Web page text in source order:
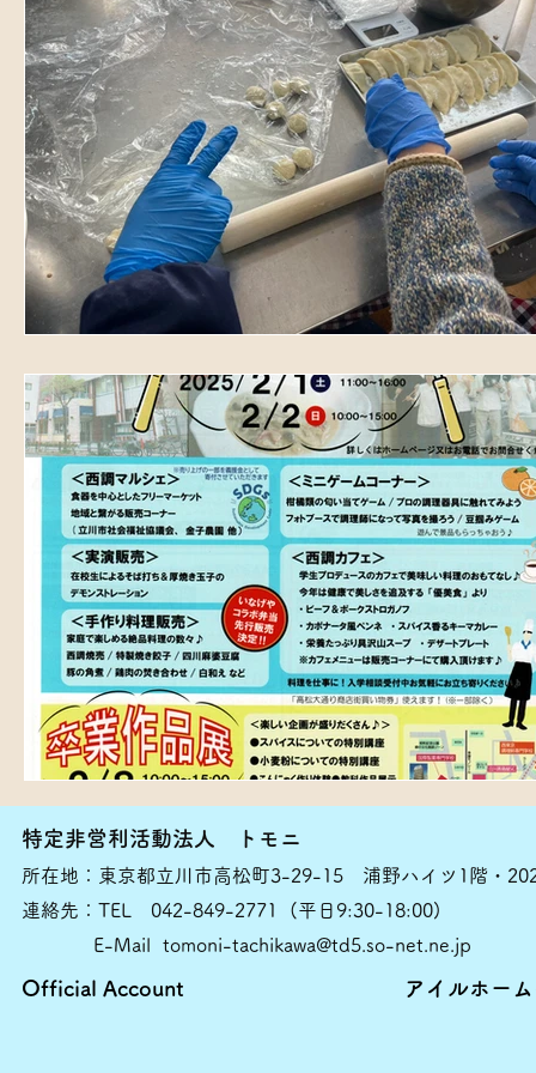
特定非営利活動法人 トモニ
所在地：東京都立川市高松町3-29-15 浦野ハイツ1階・
連絡先：TEL 042-849-2771 (平日9:30-18:00)
E-Mail tomoni-tachikawa@td5.so-net.ne.jp
アイルホー
Official Account